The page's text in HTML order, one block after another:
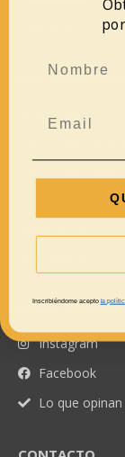
MÁS
Devoluciones y
REDES SOCIALES
Instagram
Facebook
Lo que
Inscribiéndome acepto la